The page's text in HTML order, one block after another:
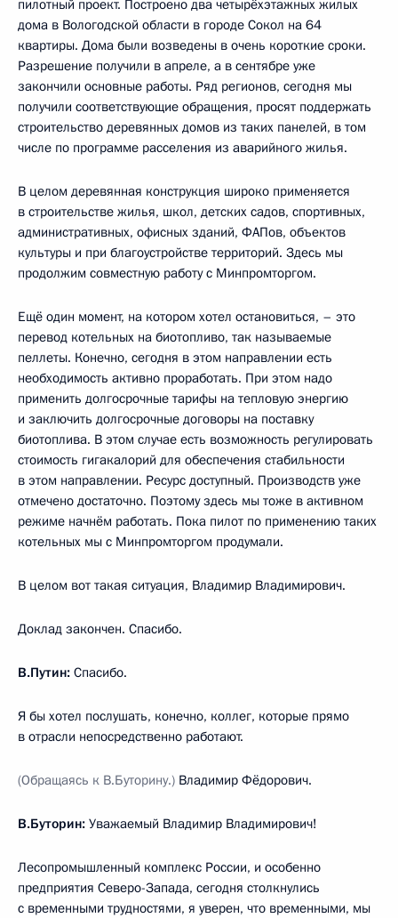
пилотный проект. Построено два четырёхэтажных жилых
дома в Вологодской области в городе Сокол на 64
квартиры. Дома были возведены в очень короткие сроки.
Разрешение получили в апреле, а в сентябре уже
закончили основные работы. Ряд регионов, сегодня мы
получили соответствующие обращения, просят поддержать
строительство деревянных домов из таких панелей, в том
числе по программе расселения из аварийного жилья.
В целом деревянная конструкция широко применяется
в строительстве жилья, школ, детских садов, спортивных,
административных, офисных зданий, ФАПов, объектов
культуры и при благоустройстве территорий. Здесь мы
продолжим совместную работу с Минпромторгом.
Ещё один момент, на котором хотел остановиться, – это
перевод котельных на биотопливо, так называемые
пеллеты. Конечно, сегодня в этом направлении есть
необходимость активно проработать. При этом надо
применить долгосрочные тарифы на тепловую энергию
и заключить долгосрочные договоры на поставку
биотоплива. В этом случае есть возможность регулировать
стоимость гигакалорий для обеспечения стабильности
в этом направлении. Ресурс доступный. Производств уже
отмечено достаточно. Поэтому здесь мы тоже в активном
режиме начнём работать. Пока пилот по применению таких
котельных мы с Минпромторгом продумали.
В целом вот такая ситуация, Владимир Владимирович.
Доклад закончен. Спасибо.
В.Путин: Спасибо.
Я бы хотел послушать, конечно, коллег, которые прямо
в отрасли непосредственно работают.
(Обращаясь к В.Буторину.) Владимир Фёдорович.
В.Буторин: Уважаемый Владимир Владимирович!
Лесопромышленный комплекс России, и особенно
предприятия Северо-Запада, сегодня столкнулись
с временными трудностями, я уверен, что временными, мы